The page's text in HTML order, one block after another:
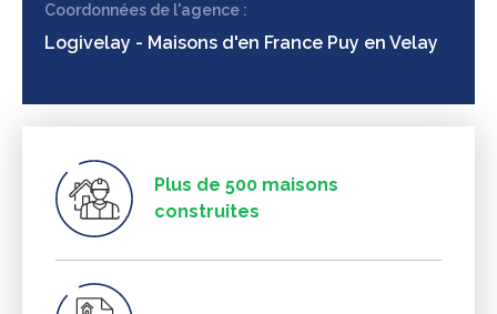
Coordonnées de l'agence :
Logivelay - Maisons d'en France Puy en Velay
Plus de 500 maisons
construites